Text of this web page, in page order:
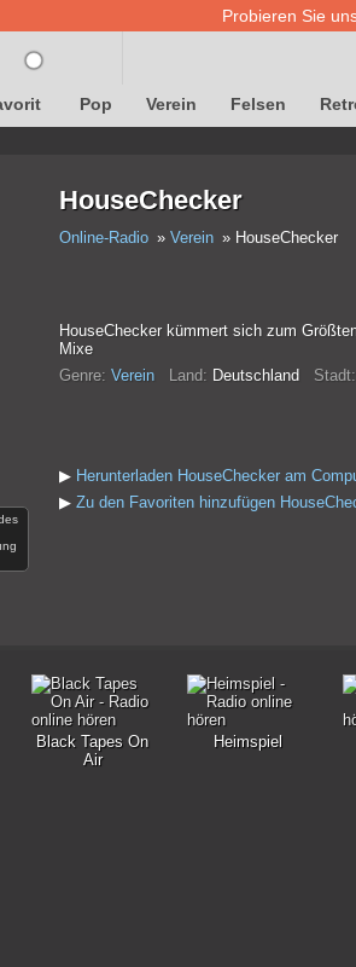
Probieren Sie
Pop Verein Felsen
HouseChecker
Online-Radio Verein HouseChecker
HouseChecker kümmert sich zum
Mixe
Genre: Verein Land: Deutschland Stadt:
▶ Herunterladen HouseChecker am
▶ Zu den Favoriten hinzufügen
Black Tapes On
Air
Heimspiel